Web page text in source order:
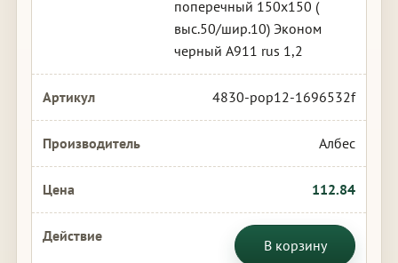
поперечный 150х150 (
выс.50/шир.10) Эконом
черный А911 rus 1,2
4830-pop12-1696532f
Албес
112.84
В корзину